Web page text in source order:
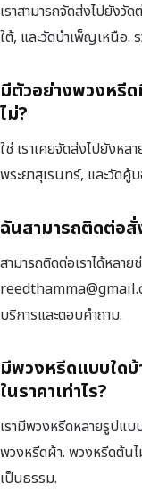
เราสามารถจัดส่งไปยังวั
ใต้, และวัดบำเพ็ญเหนือ.
มีตัวอย่างพวงหรีด
ไม่?
ใช่ เราเคยจัดส่งไปยังหล
พระยาสุเรนทร์, และวัดคู้
ฉันสามารถติดต่อสั่
สามารถติดต่อเราได้หล
บริการและตอบคำถาม.
มีพวงหรีดแบบใด
ในราคาเท่าไร?
เรามีพวงหรีดหลายรูปแ
พวงหรีดผ้า. พวงหรีดต้น
เป็นธรรม.